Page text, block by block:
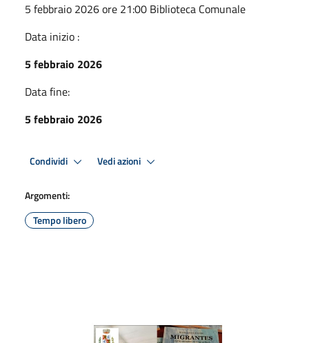
5 febbraio 2026 ore 21:00 Biblioteca Comunale
Data inizio :
5 febbraio 2026
Data fine:
5 febbraio 2026
Condividi Vedi azioni
Argomenti:
Tempo libero